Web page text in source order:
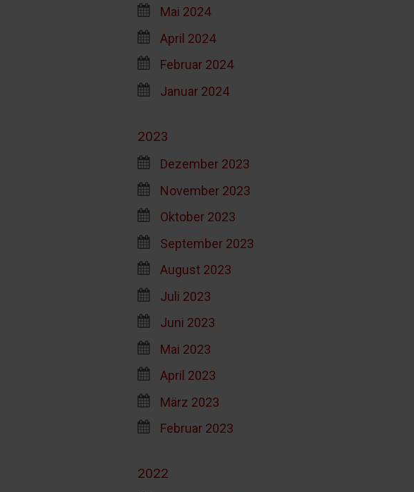
Mai 2024
April 2024
Februar 2024
Januar 2024
2023
Dezember 2023
November 2023
Oktober 2023
September 2023
August 2023
Juli 2023
Juni 2023
Mai 2023
April 2023
März 2023
Februar 2023
2022